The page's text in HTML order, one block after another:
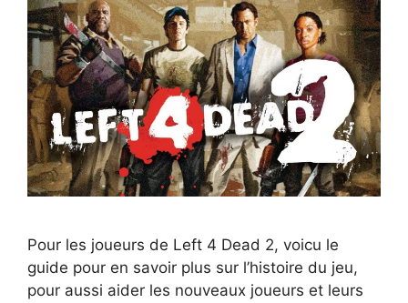
Pour les joueurs de Left 4 Dead 2, voicu le
guide pour en savoir plus sur l’histoire du jeu,
pour aussi aider les nouveaux joueurs et leurs